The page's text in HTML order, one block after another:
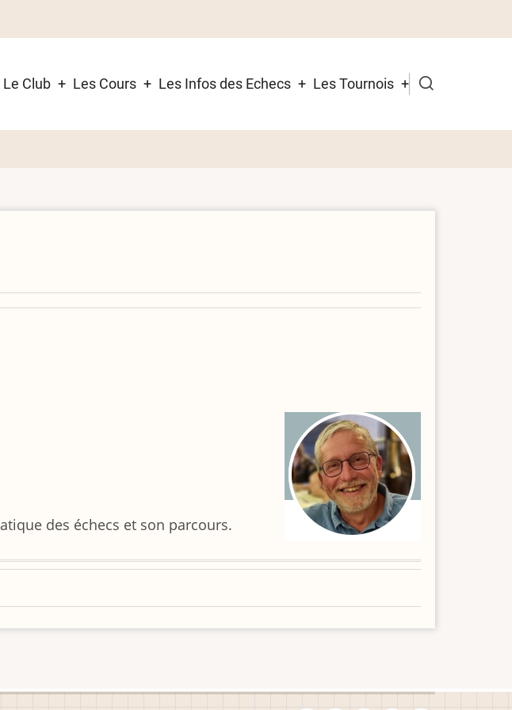
Le Club Les Cours Les Infos des Echecs Les Tournois
des échecs et son parcours.